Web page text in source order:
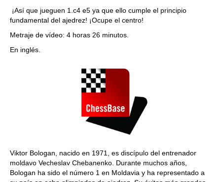
¡Así que jueguen 1.c4 e5 ya que ello cumple el principio
fundamental del ajedrez! ¡Ocupe el centro!
Metraje de vídeo: 4 horas 26 minutos.
En inglés.
Viktor Bologan, nacido en 1971, es discípulo del entrenador
moldavo Vecheslav Chebanenko. Durante muchos años,
Bologan ha sido el número 1 en Moldavia y ha representado a